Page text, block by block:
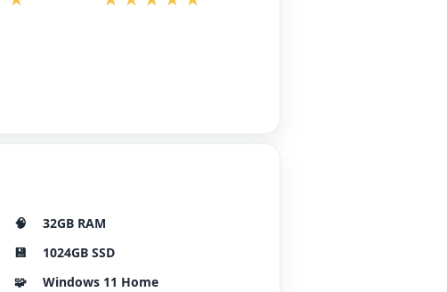
🧠
32GB RAM
💾
1024GB SSD
🧩 Windows 11 Home